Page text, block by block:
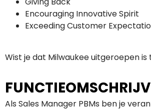
Encouraging Innovative Spirit
Exceeding Customer
Wist je dat Milwaukee uitgeroepen is
Als Sales Manager PBMs ben je